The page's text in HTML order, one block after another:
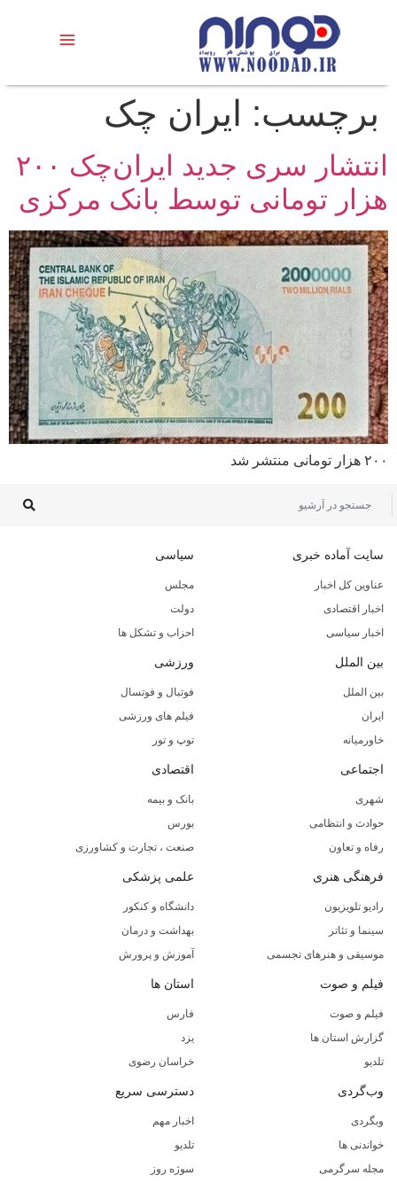
برچسب: ایران چک
انتشار سری جدید ایران‌چک ۲۰۰
هزار تومانی توسط بانک مرکزی
۲۰۰ هزار تومانی منتشر شد
سایت آماده خبری
عناوین کل اخبار
اخبار اقتصادی
اخبار سیاسی
سیاسی
مجلس
دولت
احزاب و تشکل ها
بین الملل
بین الملل
ایران
خاورمیانه
ورزشی
فوتبال و فوتسال
فیلم های ورزشی
توپ و تور
اجتماعی
شهری
حوادث و انتظامی
رفاه و تعاون
اقتصادی
بانک و بیمه
بورس
صنعت ، تجارت و کشاورزی
فرهنگی هنری
رادیو تلویزیون
سینما و تئاتر
موسیقی و هنرهای تجسمی
علمی پزشکی
دانشگاه و کنکور
بهداشت و درمان
آموزش و پرورش
فیلم و صوت
فیلم و صوت
گزارش استان ها
تلدیو
استان ها
فارس
یزد
خراسان رضوی
وب‌گردی
وبگردی
خواندنی ها
مجله سرگرمی
دسترسی سریع
اخبار مهم
تلدیو
سوژه روز